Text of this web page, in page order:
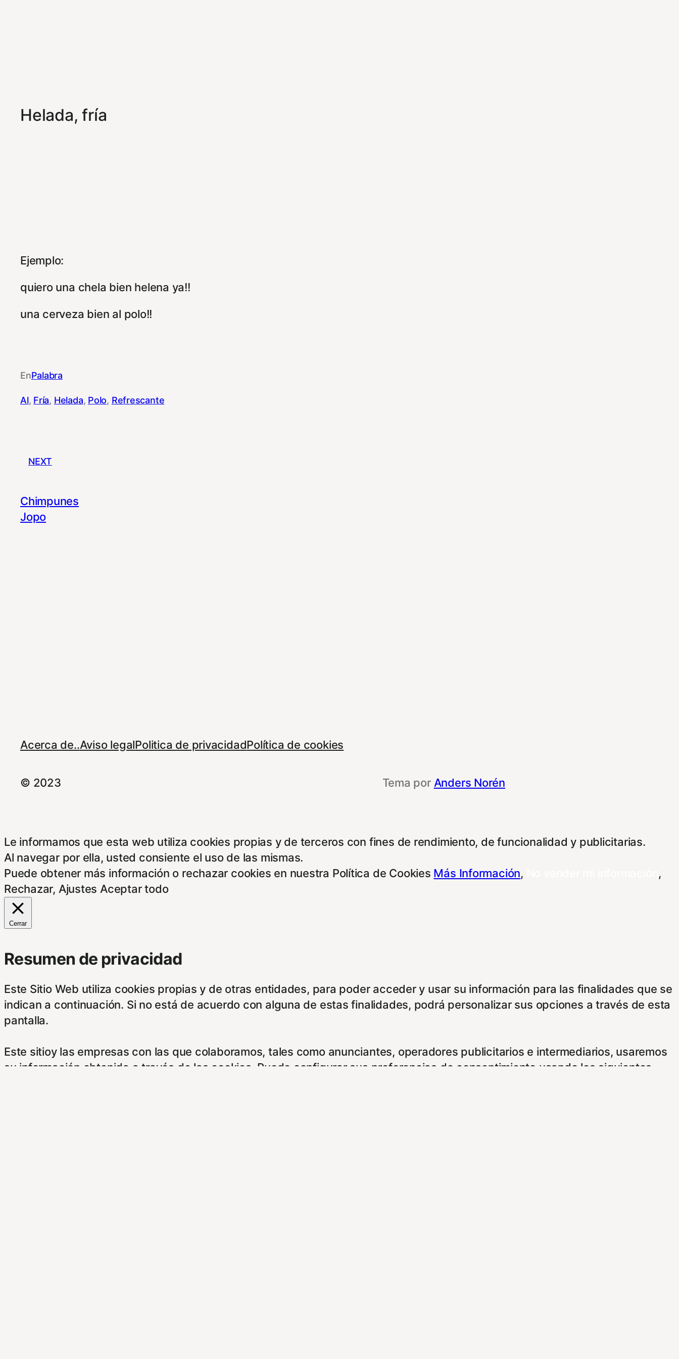
Helada, fría
Ejemplo:
quiero una chela bien helena ya!!
una cerveza bien al polo!!
EnPalabra
Al, Fría, Helada, Polo, Refrescante
NEXT
Chimpunes
Jopo
Acerca de..Aviso legalPolitica de privacidadPolítica de cookies
© 2023 Tema por Anders Norén
Le informamos que esta web utiliza cookies propias y de terceros con fines de rendimiento, de funcionalidad y publicitarias.
Al navegar por ella, usted consiente el uso de las mismas.
Puede obtener más información o rechazar cookies en nuestra Política de Cookies Más Información,
,
Rechazar, Ajustes Aceptar todo
Cerrar
Resumen de privacidad
Este Sitio Web utiliza cookies propias y de otras entidades, para poder acceder y usar su información para las finalidades que se
indican a continuación. Si no está de acuerdo con alguna de estas finalidades, podrá personalizar sus opciones a través de esta
pantalla.
Este sitioy las empresas con las que colaboramos, tales como anunciantes, operadores publicitarios e intermediarios, usaremos
su información obtenida a través de las cookies. Puede configurar sus preferencias de consentimiento usando los siguientes